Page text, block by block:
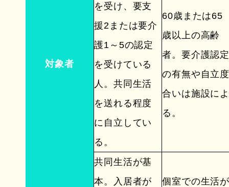
対象者
を受け、要支
援2または要介
護1～5の認定
を受けている
人。共同生活
を送れる程度
に自立してい
る。
60歳または65
歳以上の高齢
者。要介護認
の有無や自立
合いは施設に
る。
共同生活が基
本。入居者が
個室での生活